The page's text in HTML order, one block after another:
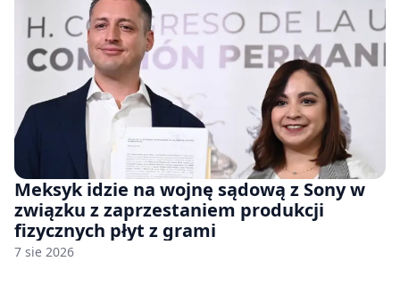
Meksyk idzie na wojnę sądową z Sony w
związku z zaprzestaniem produkcji
fizycznych płyt z grami
7 sie 2026